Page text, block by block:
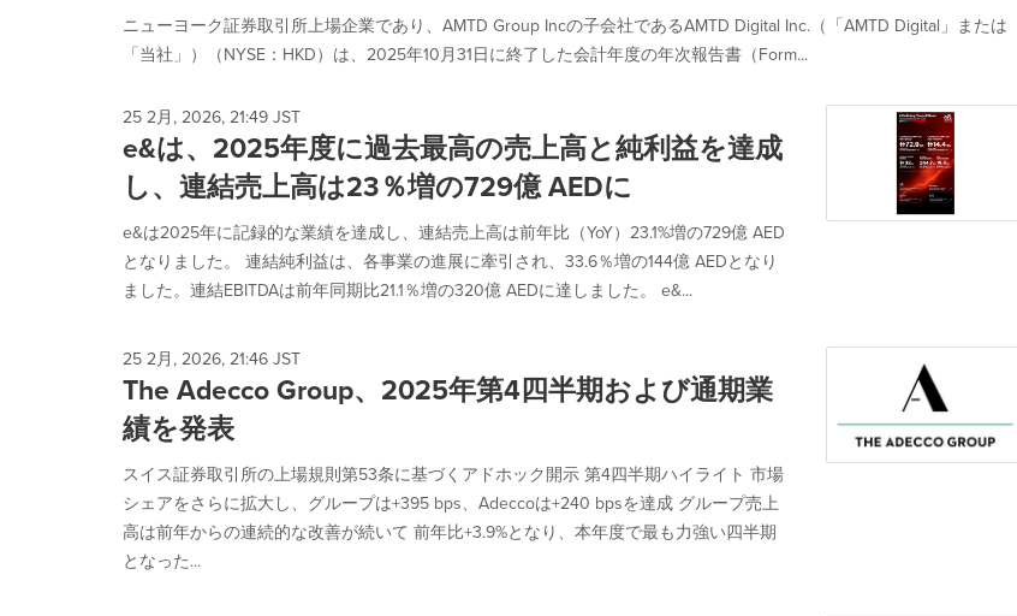
ニューヨーク証券取引所上場企業であり、AMTD Group Incの子会社であるAMTD Digital Inc.（「AMTD Digital」または
「当社」）（NYSE：HKD）は、2025年10月31日に終了した会計年度の年次報告書（Form...
25 2月, 2026, 21:49 JST
e&は、2025年度に過去最高の売上高と純利益を達成
し、連結売上高は23％増の729億 AEDに
e&は2025年に記録的な業績を達成し、連結売上高は前年比（YoY）23.1%増の729億 AED
となりました。 連結純利益は、各事業の進展に牽引され、33.6％増の144億 AEDとなり
ました。連結EBITDAは前年同期比21.1％増の320億 AEDに達しました。 e&...
25 2月, 2026, 21:46 JST
The Adecco Group、2025年第4四半期および通期業
績を発表
スイス証券取引所の上場規則第53条に基づくアドホック開示 第4四半期ハイライト 市場
シェアをさらに拡大し、グループは+395 bps、Adeccoは+240 bpsを達成 グループ売上
高は前年からの連続的な改善が続いて 前年比+3.9%となり、本年度で最も力強い四半期
となった...